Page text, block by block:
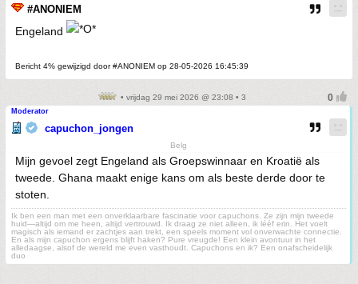
#ANONIEM
Engeland
Bericht 4% gewijzigd door #ANONIEM op 28-05-2026 16:45:39
• vrijdag 29 mei 2026 @ 23:08 • 3
Moderator
capuchon_jongen
Belg
Mijn gevoel zegt Engeland als Groepswinnaar en Kroatië als
tweede. Ghana maakt enige kans om als beste derde door te
stoten.
Ik ben een man met een onverklaarbare fascinatie voor capuchons. Ze zijn mijn tweede
huid—altijd om me heen, altijd vertrouwd. Ik draag ze niet alleen, ik lééf erin. Het voelt
magisch als iemand er zachtjes aan trekt, een speels moment vol onverwachte connectie.
En als mijn capuchon ergens blijft haken? Pure vreugde! Een klein avontuur in het
alledaagse, alsof de wereld me even vasthoudt. Capuchons en ik? Een onafscheidelijk
duo